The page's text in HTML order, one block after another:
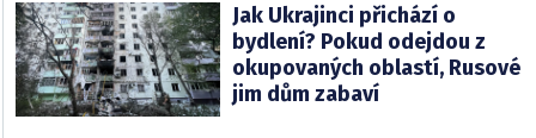
Jak Ukrajinci přichází o
bydlení? Pokud odejdou z
okupovaných oblastí, Rusové
jim dům zabaví